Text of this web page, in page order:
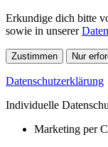
Erkundige dich bitte
sowie in unserer
Zustimmen Nur
Datenschutzerklärung
Individuelle
Marketing per